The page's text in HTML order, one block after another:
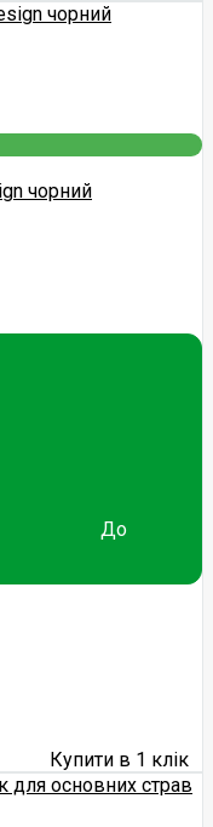
чорний
До
Купити в 1 клік